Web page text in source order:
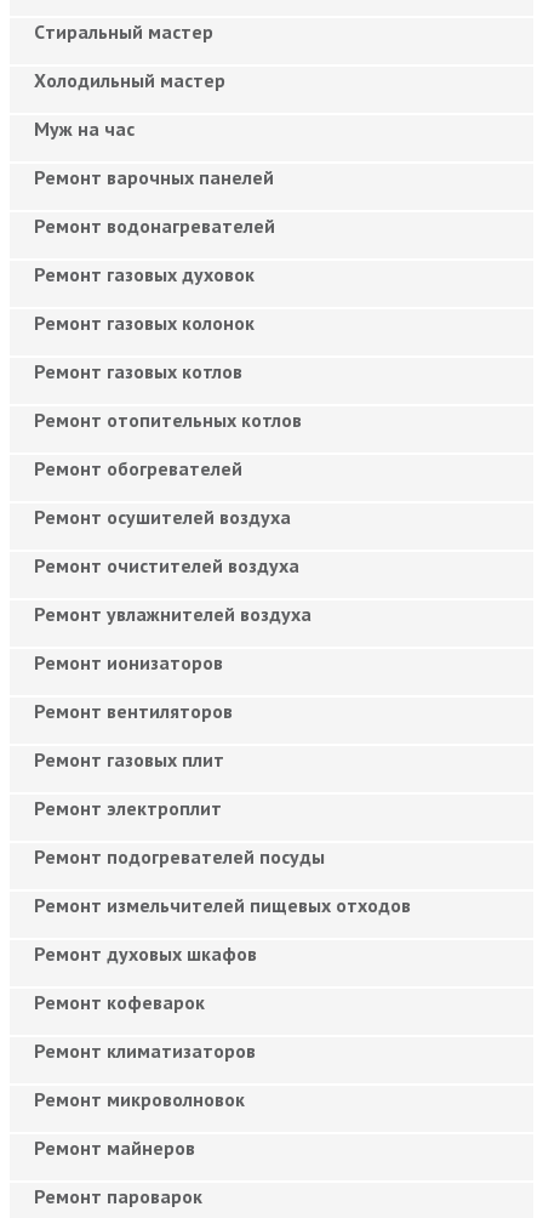
Cтиральный мастер
Холодильный мастер
Муж на час
Ремонт варочных панелей
Ремонт водонагревателей
Ремонт газовых духовок
Ремонт газовых колонок
Ремонт газовых котлов
Ремонт отопительных котлов
Ремонт обогревателей
Ремонт осушителей воздуха
Ремонт очистителей воздуха
Ремонт увлажнителей воздуха
Ремонт ионизаторов
Ремонт вентиляторов
Ремонт газовых плит
Ремонт электроплит
Ремонт подогревателей посуды
Ремонт измельчителей пищевых отходов
Ремонт духовых шкафов
Ремонт кофеварок
Ремонт климатизаторов
Ремонт микроволновок
Ремонт майнеров
Ремонт пароварок